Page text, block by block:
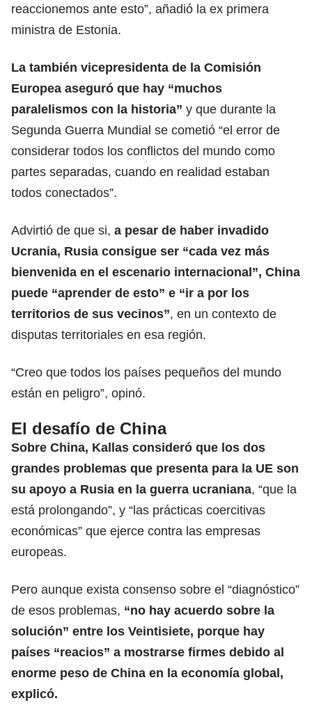
reaccionemos ante esto”, añadió la ex primera
ministra de Estonia.
La también vicepresidenta de la Comisión
Europea aseguró que hay “muchos
paralelismos con la historia” y que durante la
Segunda Guerra Mundial se cometió “el error de
considerar todos los conflictos del mundo como
partes separadas, cuando en realidad estaban
todos conectados”.
Advirtió de que si, a pesar de haber invadido
Ucrania, Rusia consigue ser “cada vez más
bienvenida en el escenario internacional”, China
puede “aprender de esto” e “ir a por los
territorios de sus vecinos”, en un contexto de
disputas territoriales en esa región.
“Creo que todos los países pequeños del mundo
están en peligro”, opinó.
El desafío de China
Sobre China, Kallas consideró que los dos
grandes problemas que presenta para la UE son
su apoyo a Rusia en la guerra ucraniana, “que la
está prolongando”, y “las prácticas coercitivas
económicas” que ejerce contra las empresas
europeas.
Pero aunque exista consenso sobre el “diagnóstico”
de esos problemas, “no hay acuerdo sobre la
solución” entre los Veintisiete, porque hay
países “reacios” a mostrarse firmes debido al
enorme peso de China en la economía global,
explicó.